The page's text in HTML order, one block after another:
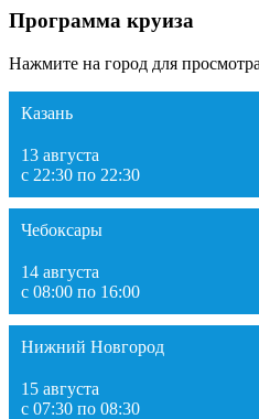
Программа круиза
Нажмите на город для
Казань
13 августа
с 22:30 по 22:30
Чебоксары
14 августа
с 08:00 по 16:00
Нижний Новгород
15 августа
с 07:30 по 08:30